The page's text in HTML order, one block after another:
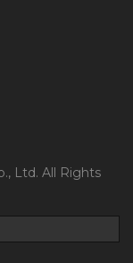
Ltd. All Rights